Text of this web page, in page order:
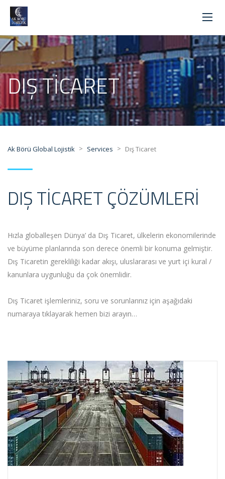
DIŞ TICARET
Ak Börü Global Lojistik > Services > Dış Ticaret
DIŞ TICARET ÇÖZÜMLERI
Hızla globalleşen Dünya’ da Dış Ticaret, ülkelerin ekonomilerinde
ve büyüme planlarında son derece önemli bir konuma gelmiştir.
Dış Ticaretin gerekliliği kadar akışı, uluslararası ve yurt içi kural /
kanunlara uygunluğu da çok önemlidir.
Dış Ticaret işlemleriniz, soru ve sorunlarınız için aşağıdaki
numaraya tıklayarak hemen bizi arayın…